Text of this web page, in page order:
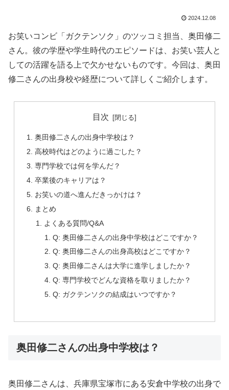
2024.12.08
お笑いコンビ「ガクテンソク」のツッコミ担当、奥田修二
さん。彼の学歴や学生時代のエピソードは、お笑い芸人と
しての活躍を語る上で欠かせないものです。今回は、奥田
修二さんの出身校や経歴について詳しくご紹介します。
目次
奥田修二さんの出身中学校は？
高校時代はどのように過ごした？
専門学校では何を学んだ？
卒業後のキャリアは？
お笑いの道へ進んだきっかけは？
まとめ
よくある質問/Q&A
Q: 奥田修二さんの出身中学校はどこですか？
Q: 奥田修二さんの出身高校はどこですか？
Q: 奥田修二さんは大学に進学しましたか？
Q: 専門学校でどんな資格を取りましたか？
Q: ガクテンソクの結成はいつですか？
奥田修二さんの出身中学校は？
奥田修二さんは、兵庫県宝塚市にある安倉中学校の出身で